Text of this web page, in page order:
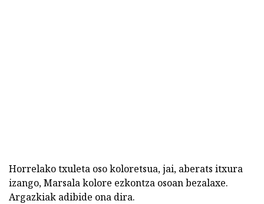
Horrelako txuleta oso koloretsua, jai, aberats itxura
izango, Marsala kolore ezkontza osoan bezalaxe.
Argazkiak adibide ona dira.